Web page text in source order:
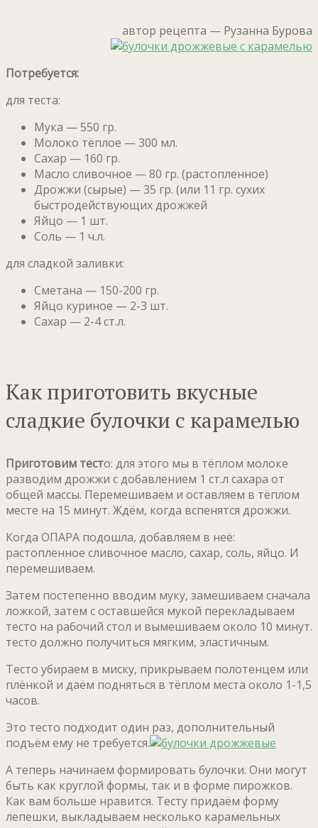
автор рецепта — Рузанна Бурова
Потребуется:
для теста:
Мука — 550 гр.
Молоко тёплое — 300 мл.
Сахар — 160 гр.
Масло сливочное — 80 гр. (растопленное)
Дрожжи (сырые) — 35 гр. (или 11 гр. сухих
быстродействующих дрожжей
Яйцо — 1 шт.
Соль — 1 ч.л.
для сладкой заливки:
Сметана — 150-200 гр.
Яйцо куриное — 2-3 шт.
Сахар — 2-4 ст.л.
Как приготовить вкусные
сладкие булочки с карамелью
Приготовим тесто: для этого мы в тёплом молоке
разводим дрожжи с добавлением 1 ст.л сахара от
общей массы. Перемешиваем и оставляем в тёплом
месте на 15 минут. Ждём, когда вспенятся дрожжи.
Когда ОПАРА подошла, добавляем в неё:
растопленное сливочное масло, сахар, соль, яйцо. И
перемешиваем.
Затем постепенно вводим муку, замешиваем сначала
ложкой, затем с оставшейся мукой перекладываем
тесто на рабочий стол и вымешиваем около 10 минут.
тесто должно получиться мягким, эластичным.
Тесто убираем в миску, прикрываем полотенцем или
плёнкой и даём подняться в тёплом места около 1-1,5
часов.
Это тесто подходит один раз, дополнительный
подъём ему не требуется.
А теперь начинаем формировать булочки. Они могут
быть как круглой формы, так и в форме пирожков.
Как вам больше нравится. Тесту придаём форму
лепешки, выкладываем несколько карамельных